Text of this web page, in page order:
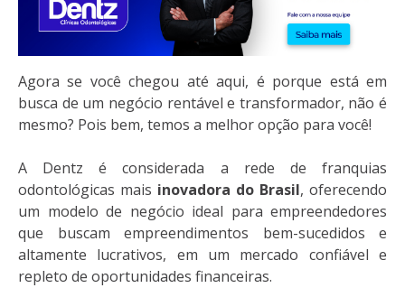
Agora se você chegou até aqui, é porque está em
busca de um negócio rentável e transformador, não é
mesmo? Pois bem, temos a melhor opção para você!
A Dentz é considerada a rede de franquias
odontológicas mais inovadora do Brasil, oferecendo
um modelo de negócio ideal para empreendedores
que buscam empreendimentos bem-sucedidos e
altamente lucrativos, em um mercado confiável e
repleto de oportunidades financeiras.